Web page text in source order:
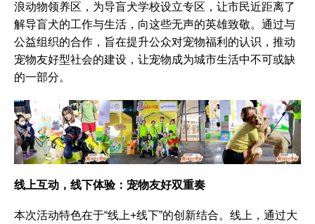
浪动物领养区，为导盲犬学校设立专区，让市民近距离了
解导盲犬的工作与生活，向这些无声的英雄致敬。通过与
公益组织的合作，旨在提升公众对宠物福利的认识，推动
宠物友好型社会的建设，让宠物成为城市生活中不可或缺
的一部分。
线上互动，线下体验：宠物友好双重奏
本次活动特色在于“线上+线下”的创新结合。线上，通过大